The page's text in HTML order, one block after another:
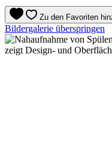
Zu den Favoriten
Bildergalerie überspringen